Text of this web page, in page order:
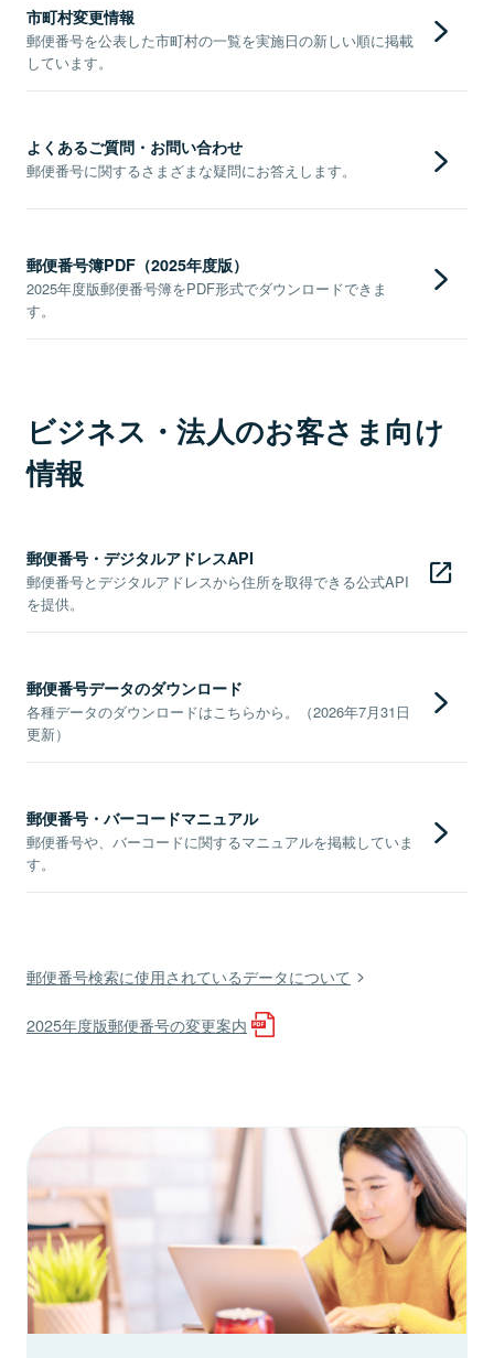
市町村変更情報
郵便番号を公表した市町村の一覧を実施日の新しい順に掲載
しています。
よくあるご質問・お問い合わせ
郵便番号に関するさまざまな疑問にお答えします。
郵便番号簿PDF（2025年度版）
2025年度版郵便番号簿をPDF形式でダウンロードできま
す。
ビジネス・法人のお客さま向け
情報
郵便番号・デジタルアドレスAPI
郵便番号とデジタルアドレスから住所を取得できる公式API
を提供。
郵便番号データのダウンロード
各種データのダウンロードはこちらから。（2026年7月31日
更新）
郵便番号・バーコードマニュアル
郵便番号や、バーコードに関するマニュアルを掲載していま
す。
郵便番号検索に使用されているデータについて
2025年度版郵便番号の変更案内